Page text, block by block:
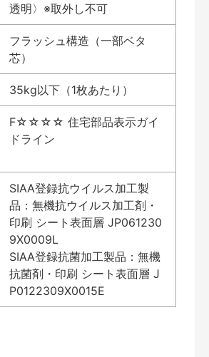
透明〉※取外し不可
フラッシュ構造（一部ベタ
芯）
35kg以下（1枚あたり）
F☆☆☆☆ 住宅部品表示ガイ
ドライン
SIAA登録抗ウイルス加工製
品：無機抗ウイルス加工剤・
印刷 シート表面層 JP061230
9X0009L
SIAA登録抗菌加工製品：無機
抗菌剤・印刷 シート表面層 J
P0122309X0015E